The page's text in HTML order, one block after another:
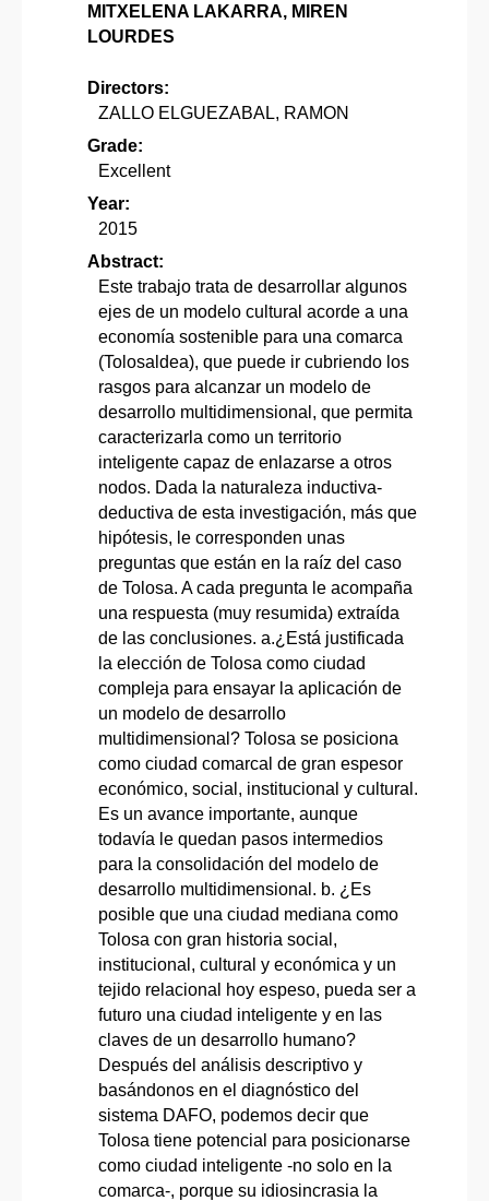
MITXELENA LAKARRA, MIREN
LOURDES
Directors:
ZALLO ELGUEZABAL, RAMON
Grade:
Excellent
Year:
2015
Abstract:
Este trabajo trata de desarrollar algunos
ejes de un modelo cultural acorde a una
economía sostenible para una comarca
(Tolosaldea), que puede ir cubriendo los
rasgos para alcanzar un modelo de
desarrollo multidimensional, que permita
caracterizarla como un territorio
inteligente capaz de enlazarse a otros
nodos. Dada la naturaleza inductiva-
deductiva de esta investigación, más que
hipótesis, le corresponden unas
preguntas que están en la raíz del caso
de Tolosa. A cada pregunta le acompaña
una respuesta (muy resumida) extraída
de las conclusiones. a.¿Está justificada
la elección de Tolosa como ciudad
compleja para ensayar la aplicación de
un modelo de desarrollo
multidimensional? Tolosa se posiciona
como ciudad comarcal de gran espesor
económico, social, institucional y cultural.
Es un avance importante, aunque
todavía le quedan pasos intermedios
para la consolidación del modelo de
desarrollo multidimensional. b. ¿Es
posible que una ciudad mediana como
Tolosa con gran historia social,
institucional, cultural y económica y un
tejido relacional hoy espeso, pueda ser a
futuro una ciudad inteligente y en las
claves de un desarrollo humano?
Después del análisis descriptivo y
basándonos en el diagnóstico del
sistema DAFO, podemos decir que
Tolosa tiene potencial para posicionarse
como ciudad inteligente -no solo en la
comarca-, porque su idiosincrasia la